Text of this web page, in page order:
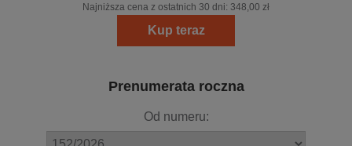
Najniższa cena z ostatnich 30 dni: 348,00 zł
Kup teraz
Prenumerata roczna
Od numeru: